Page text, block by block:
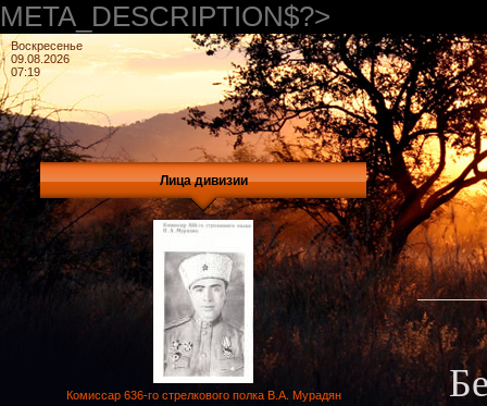
META_DESCRIPTION$?>
Воскресенье
09.08.2026
07:19
Лица дивизии
Комиссар 636-го стрелкового полка В.А. Мурадян